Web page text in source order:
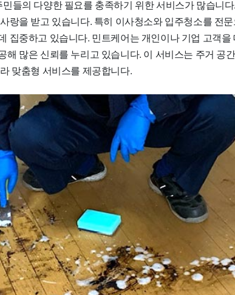
들의 다양한 필요를 충족하기 위한 서비스가 많습니
랑을 받고 있습니다. 특히 이사청소와 입주청소를 전
집중하고 있습니다. 민트케어는 개인이나 기업 고객
해 많은 신뢰를 누리고 있습니다. 이 서비스는 주거 공
맞춤형 서비스를 제공합니다.